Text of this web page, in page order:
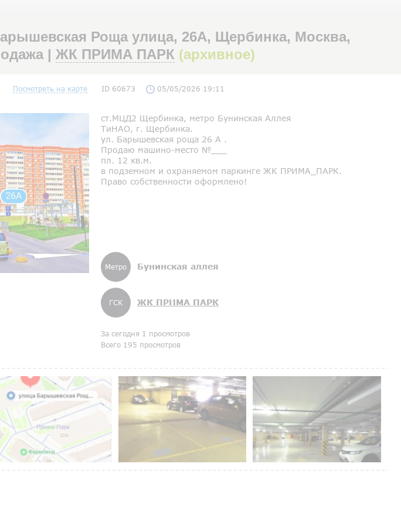
Роща улица, 26А, Щербинка, Москва,
| ЖК ПРИМА ПАРК (архивное)
Посмотреть на карте ID 60673 05/05/2026 19:11
ст.МЦД2 Щербинка, метро Бунинская Аллея
ТиНАО, г. Щербинка.
ул. Барышевская роща 26 А .
Продаю машино-место №___
пл. 12 кв.м.
в подземном и охраняемом паркинге ЖК ПРИМА_ПАРК.
Право собственности оформлено!
Метро Бунинская аллея
ГСК ЖК ПРИМА ПАРК
За сегодня 1 просмотров
Всего 195 просмотров